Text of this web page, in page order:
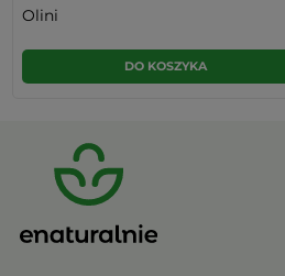
Olini
DO KOSZYKA